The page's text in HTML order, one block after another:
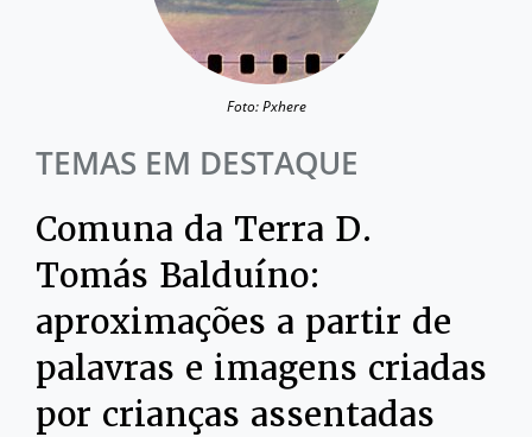
Foto: Pxhere
TEMAS EM DESTAQUE
Comuna da Terra D.
Tomás Balduíno:
aproximações a partir de
palavras e imagens criadas
por crianças assentadas